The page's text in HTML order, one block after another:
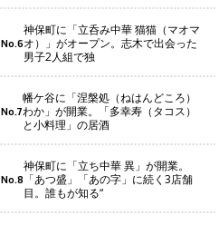
No.6
神保町に「立呑み中華 猫猫（マオマ
オ）」がオープン。志木で出会った
男子2人組で独
No.7
幡ケ谷に「涅槃処（ねはんどころ）
わか」が開業。「多幸寿（タコス）
と小料理」の居酒
No.8
神保町に「立ち中華 異」が開業。
「あつ盛」「あの字」に続く3店舗
目。誰もが知る“